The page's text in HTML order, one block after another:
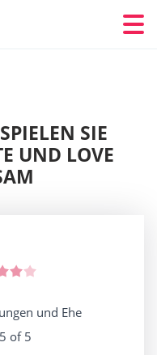
SIE
UND LOVE
und Ehe
of 5